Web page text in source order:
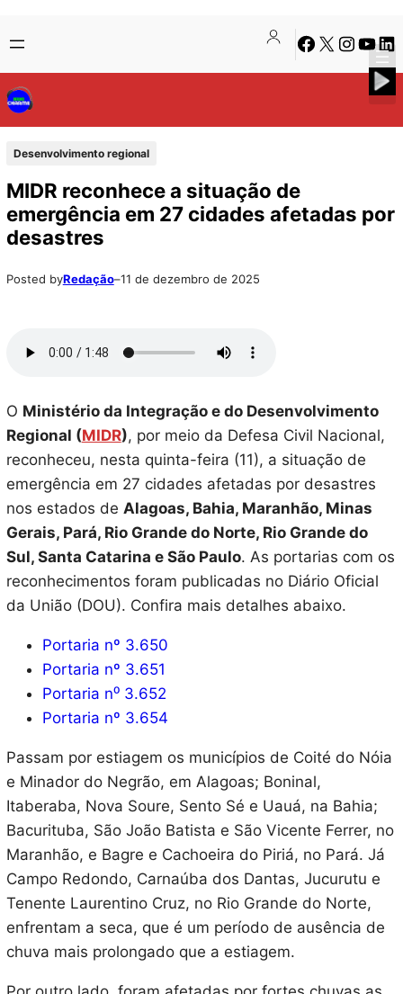
para
o
conteúdo
to
content
Facebook
X Instagram
Desenvolvimento regional
MIDR reconhece a situação de
emergência em 27 cidades afetadas por
desastres
Posted byRedação–11 de dezembro de 2025
O Ministério da Integração e do Desenvolvimento
Regional (MIDR), por meio da Defesa Civil Nacional,
reconheceu, nesta quinta-feira (11), a situação de
emergência em 27 cidades afetadas por desastres
nos estados de Alagoas, Bahia, Maranhão, Minas
Gerais, Pará, Rio Grande do Norte, Rio Grande do
Sul, Santa Catarina e São Paulo. As portarias com os
reconhecimentos foram publicadas no Diário Oficial
da União (DOU). Confira mais detalhes abaixo.
Portaria nº 3.650
Portaria nº 3.651
Portaria n⁰ 3.652
Portaria nº 3.654
Passam por estiagem os municípios de Coité do Nóia
e Minador do Negrão, em Alagoas; Boninal,
Itaberaba, Nova Soure, Sento Sé e Uauá, na Bahia;
Bacurituba, São João Batista e São Vicente Ferrer, no
Maranhão, e Bagre e Cachoeira do Piriá, no Pará. Já
Campo Redondo, Carnaúba dos Dantas, Jucurutu e
Tenente Laurentino Cruz, no Rio Grande do Norte,
enfrentam a seca, que é um período de ausência de
chuva mais prolongado que a estiagem.